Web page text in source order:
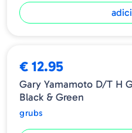
€ 12.95
Gary Yamamoto D/T H
Black & Green
grubs